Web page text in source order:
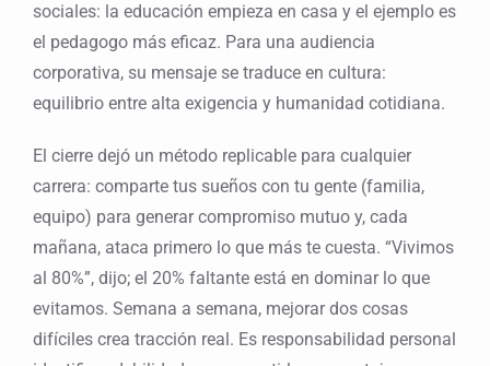
sociales: la educación empieza en casa y el ejemplo es
el pedagogo más eficaz. Para una audiencia
corporativa, su mensaje se traduce en cultura:
equilibrio entre alta exigencia y humanidad cotidiana.
El cierre dejó un método replicable para cualquier
carrera: comparte tus sueños con tu gente (familia,
equipo) para generar compromiso mutuo y, cada
mañana, ataca primero lo que más te cuesta. “Vivimos
al 80%”, dijo; el 20% faltante está en dominar lo que
evitamos. Semana a semana, mejorar dos cosas
difíciles crea tracción real. Es responsabilidad personal